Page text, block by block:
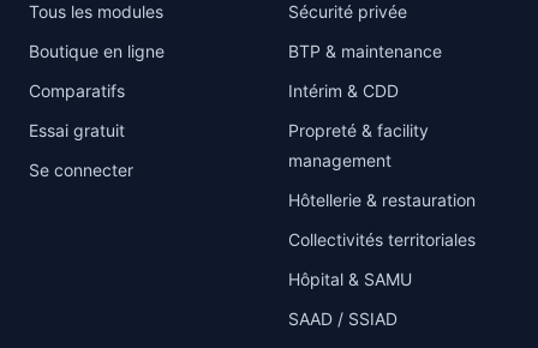
Tous les modules
Boutique en ligne
Comparatifs
Essai gratuit
Se connecter
Sécurité privée
BTP & maintenance
Intérim & CDD
Propreté & facility
management
Hôtellerie & restauration
Collectivités territoriales
Hôpital & SAMU
SAAD / SSIAD